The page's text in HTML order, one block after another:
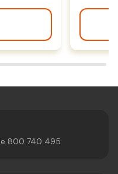
800 740 495